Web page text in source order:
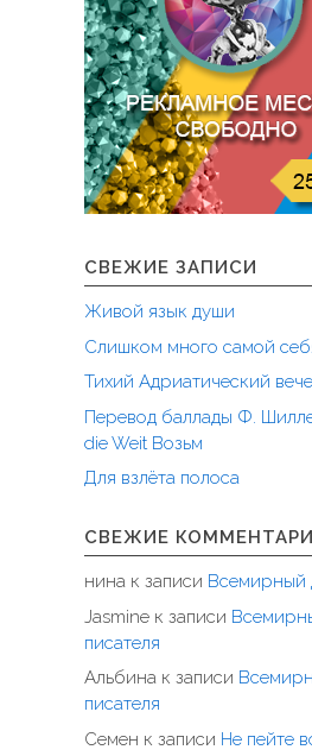
СВЕЖИЕ ЗАПИСИ
Живой язык души
Слишком много самой
Тихий Адриатический
Перевод баллады Ф.
die Weit Возьм
Для взлёта полоса
СВЕЖИЕ
нина к записи Всемирный
Jasmine к записи
писателя
Альбина к записи
писателя
Семен к записи Не пейте